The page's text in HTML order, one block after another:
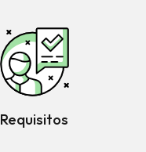
Requisitos